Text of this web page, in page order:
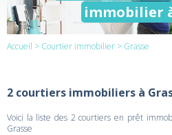
immobilier
Accueil > Courtier immobilier > Grasse
2 courtiers immobiliers à
Voici la liste des 2 courtiers en prêt
Grasse